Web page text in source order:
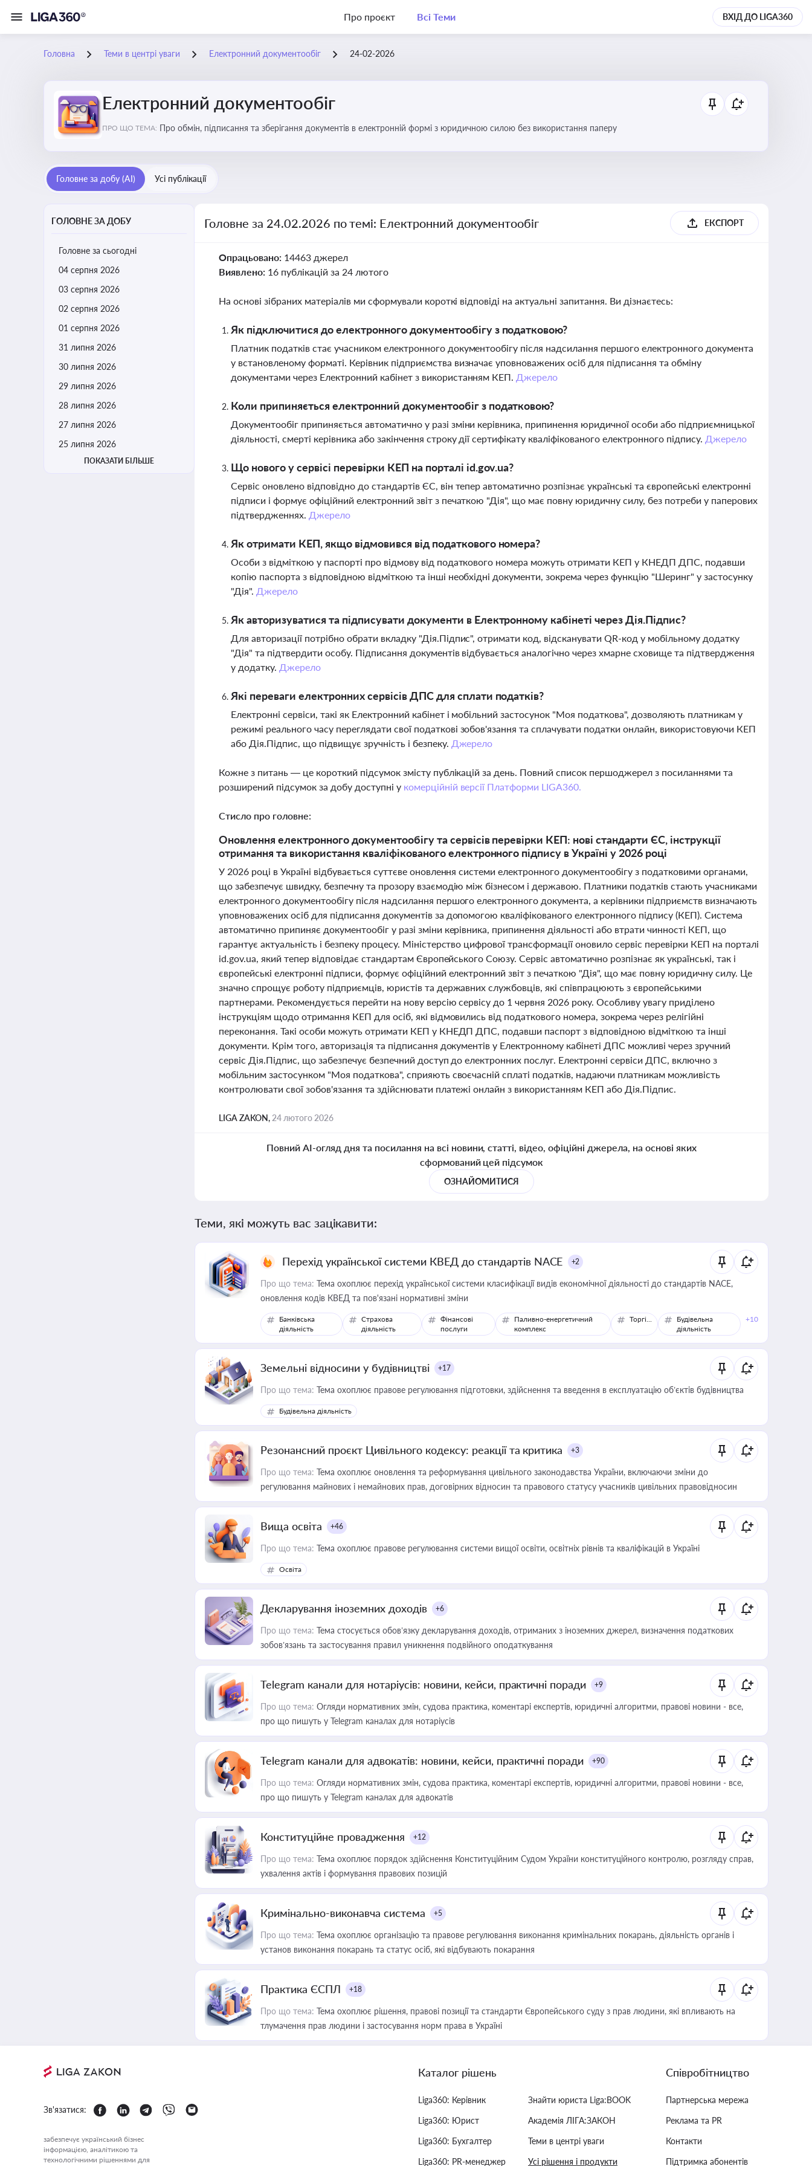
Про проєкт Всі Теми ВХІД ДО LIGA360
Головна Теми в центрі уваги Електронний документообіг 24-02-2026
Електронний документообіг
ПРО ЩО ТЕМА: Про обмін, підписання та зберігання документів в електронній формі з юридичною силою без використання паперу
Головне за добу (AI) Усі публікації
ГОЛОВНЕ ЗА ДОБУ
Головне за сьогодні
04 серпня 2026
03 серпня 2026
02 серпня 2026
01 серпня 2026
31 липня 2026
30 липня 2026
29 липня 2026
28 липня 2026
27 липня 2026
25 липня 2026
ПОКАЗАТИ БІЛЬШЕ
Головне за 24.02.2026 по темі: Електронний документообіг ЕКСПОРТ
Опрацьовано: 14463 джерел
Виявлено: 16 публікацій за 24 лютого
На основі зібраних матеріалів ми сформували короткі відповіді на актуальні запитання. Ви дізнаєтесь:
Як підключитися до електронного документообігу з податковою?
Платник податків стає учасником електронного документообігу після надсилання першого електронного документа
у встановленому форматі. Керівник підприємства визначає уповноважених осіб для підписання та обміну
документами через Електронний кабінет з використанням КЕП. Джерело
Коли припиняється електронний документообіг з податковою?
Документообіг припиняється автоматично у разі зміни керівника, припинення юридичної особи або підприємницької
діяльності, смерті керівника або закінчення строку дії сертифікату кваліфікованого електронного підпису. Джерело
Що нового у сервісі перевірки КЕП на порталі id.gov.ua?
Сервіс оновлено відповідно до стандартів ЄС, він тепер автоматично розпізнає українські та європейські електронні
підписи і формує офіційний електронний звіт з печаткою "Дія", що має повну юридичну силу, без потреби у паперових
підтвердженнях. Джерело
Як отримати КЕП, якщо відмовився від податкового номера?
Особи з відміткою у паспорті про відмову від податкового номера можуть отримати КЕП у КНЕДП ДПС, подавши
копію паспорта з відповідною відміткою та інші необхідні документи, зокрема через функцію "Шеринг" у застосунку
"Дія". Джерело
Як авторизуватися та підписувати документи в Електронному кабінеті через Дія.Підпис?
Для авторизації потрібно обрати вкладку "Дія.Підпис", отримати код, відсканувати QR-код у мобільному додатку
"Дія" та підтвердити особу. Підписання документів відбувається аналогічно через хмарне сховище та підтвердження
у додатку. Джерело
Які переваги електронних сервісів ДПС для сплати податків?
Електронні сервіси, такі як Електронний кабінет і мобільний застосунок "Моя податкова", дозволяють платникам у
режимі реального часу переглядати свої податкові зобов'язання та сплачувати податки онлайн, використовуючи КЕП
або Дія.Підпис, що підвищує зручність і безпеку. Джерело
Кожне з питань — це короткий підсумок змісту публікацій за день. Повний список першоджерел з посиланнями та
розширений підсумок за добу доступні у комерційній версії Платформи LIGA360.
Стисло про головне:
Оновлення електронного документообігу та сервісів перевірки КЕП: нові стандарти ЄС, інструкції
отримання та використання кваліфікованого електронного підпису в Україні у 2026 році
У 2026 році в Україні відбувається суттєве оновлення системи електронного документообігу з податковими органами,
що забезпечує швидку, безпечну та прозору взаємодію між бізнесом і державою. Платники податків стають учасниками
електронного документообігу після надсилання першого електронного документа, а керівники підприємств визначають
уповноважених осіб для підписання документів за допомогою кваліфікованого електронного підпису (КЕП). Система
автоматично припиняє документообіг у разі зміни керівника, припинення діяльності або втрати чинності КЕП, що
гарантує актуальність і безпеку процесу. Міністерство цифрової трансформації оновило сервіс перевірки КЕП на порталі
id.gov.ua, який тепер відповідає стандартам Європейського Союзу. Сервіс автоматично розпізнає як українські, так і
європейські електронні підписи, формує офіційний електронний звіт з печаткою "Дія", що має повну юридичну силу. Це
значно спрощує роботу підприємців, юристів та державних службовців, які співпрацюють з європейськими
партнерами. Рекомендується перейти на нову версію сервісу до 1 червня 2026 року. Особливу увагу приділено
інструкціям щодо отримання КЕП для осіб, які відмовились від податкового номера, зокрема через релігійні
переконання. Такі особи можуть отримати КЕП у КНЕДП ДПС, подавши паспорт з відповідною відміткою та інші
документи. Крім того, авторизація та підписання документів у Електронному кабінеті ДПС можливі через зручний
сервіс Дія.Підпис, що забезпечує безпечний доступ до електронних послуг. Електронні сервіси ДПС, включно з
мобільним застосунком "Моя податкова", сприяють своєчасній сплаті податків, надаючи платникам можливість
контролювати свої зобов'язання та здійснювати платежі онлайн з використанням КЕП або Дія.Підпис.
LIGA ZAKON, 24 лютого 2026
Повний AI-огляд дня та посилання на всі новини, статті, відео, офіційні джерела, на основі яких
сформований цей підсумок
ОЗНАЙОМИТИСЯ
Теми, які можуть вас зацікавити:
Перехід української системи КВЕД до стандартів NACE +2
Про що тема: Тема охоплює перехід української системи класифікації видів економічної діяльності до стандартів NACE,
оновлення кодів КВЕД та пов'язані нормативні зміни
Банківська
діяльність
Страхова
діяльність
Фінансові
послуги
Паливно-енергетичний
комплекс
Торгівля
Будівельна
діяльність
+10
Земельні відносини у будівництві +17
Про що тема: Тема охоплює правове регулювання підготовки, здійснення та введення в експлуатацію об’єктів будівництва
Будівельна діяльність
Резонансний проєкт Цивільного кодексу: реакції та критика +3
Про що тема: Тема охоплює оновлення та реформування цивільного законодавства України, включаючи зміни до
регулювання майнових і немайнових прав, договірних відносин та правового статусу учасників цивільних правовідносин
Вища освіта +46
Про що тема: Тема охоплює правове регулювання системи вищої освіти, освітніх рівнів та кваліфікацій в Україні
Освіта
Декларування іноземних доходів +6
Про що тема: Тема стосується обов’язку декларування доходів, отриманих з іноземних джерел, визначення податкових
зобов’язань та застосування правил уникнення подвійного оподаткування
Telegram канали для нотаріусів: новини, кейси, практичні поради +9
Про що тема: Огляди нормативних змін, судова практика, коментарі експертів, юридичні алгоритми, правові новини - все,
про що пишуть у Telegram каналах для нотаріусів
Telegram канали для адвокатів: новини, кейси, практичні поради +90
Про що тема: Огляди нормативних змін, судова практика, коментарі експертів, юридичні алгоритми, правові новини - все,
про що пишуть у Telegram каналах для адвокатів
Конституційне провадження +12
Про що тема: Тема охоплює порядок здійснення Конституційним Судом України конституційного контролю, розгляду справ,
ухвалення актів і формування правових позицій
Кримінально-виконавча система +5
Про що тема: Тема охоплює організацію та правове регулювання виконання кримінальних покарань, діяльність органів і
установ виконання покарань та статус осіб, які відбувають покарання
Практика ЄСПЛ +18
Про що тема: Тема охоплює рішення, правові позиції та стандарти Європейського суду з прав людини, які впливають на
тлумачення прав людини і застосування норм права в Україні
Зв'язатися:
забезпечує український бізнес
інформацією, аналітикою та
технологічними рішеннями для
Каталог рішень
Liga360: Керівник
Liga360: Юрист
Liga360: Бухгалтер
Liga360: PR-менеджер
Знайти юриста Liga:BOOK
Академія ЛІГА:ЗАКОН
Теми в центрі уваги
Усі рішення і продукти
Співробітництво
Партнерська мережа
Реклама та PR
Контакти
Підтримка абонентів